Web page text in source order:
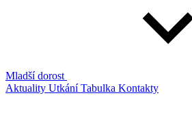
Mladší dorost
Aktuality UtkáníTabulka Kontakty